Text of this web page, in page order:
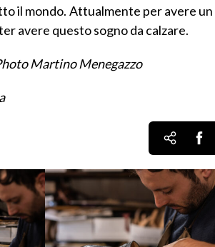
il mondo. Attualmente per avere
avere questo sogno da calzare.
Martino Menegazzo